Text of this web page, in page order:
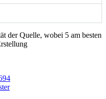
der Quelle, wobei 5 am besten